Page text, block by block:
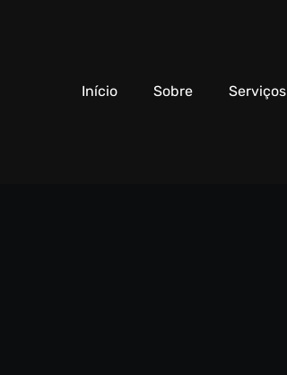
Início Sobre Serviços